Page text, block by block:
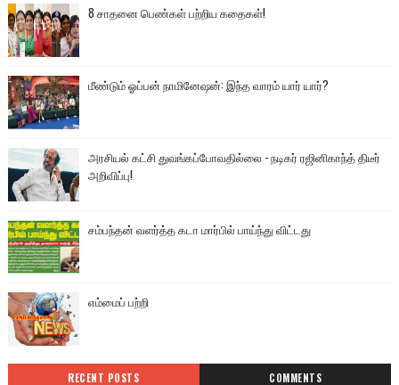
8 சாதனை பெண்கள் பற்றிய கதைகள்!
மீண்டும் ஓப்பன் நாமினேஷன்: இந்த வாரம் யார் யார்?
அரசியல் கட்சி துவங்கப்போவதில்லை - நடிகர் ரஜினிகாந்த் திடீர்
அறிவிப்பு!
சம்பந்தன் வளர்த்த கடா மார்பில் பாய்ந்து விட்டது
எம்மைப் பற்றி
RECENT POSTS COMMENTS